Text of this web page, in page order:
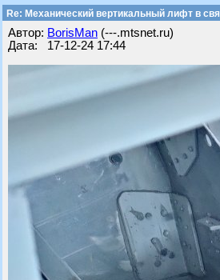
Re: Механический вертикальный лифт в
Автор: BorisMan (---.mtsnet.ru)
Дата: 17-12-24 17:44